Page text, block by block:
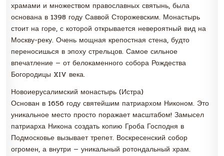
храмами и множеством православных святынь, была
основана в 1398 году Саввой Сторожевским. Монастырь
стоит на горе, с которой открывается невероятный вид на
Москву-реку. Очень мощная крепостная стена, будто
переносишься в эпоху стрельцов. Самое сильное
впечатление — от белокаменного собора Рождества
Богородицы XIV века.
Новоиерусалимский монастырь (Истра)
Основан в 1656 году святейшим патриархом Никоном. Это
уникальное место просто поражает масштабом! Замысел
патриарха Никона создать копию Гроба Господня в
Подмосковье вызывает трепет. Воскресенский собор
огромен, а внутри — уникальный ротондальный храм.